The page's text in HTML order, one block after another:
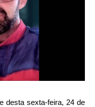
desta sexta-feira, 24 de